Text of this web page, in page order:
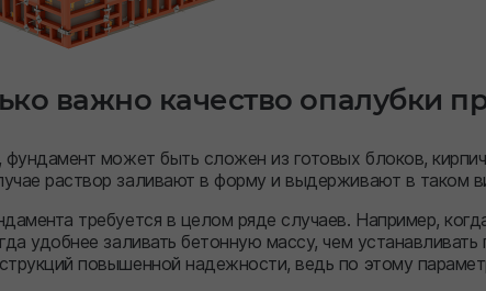
важно качество опалубки
фундамент может быть сложен из готовых блоков,
раствор заливают в форму и выдерживают в таком
требуется в целом ряде случаев. Например,
удобнее заливать бетонную массу, чем
повышенной надежности, ведь по этому